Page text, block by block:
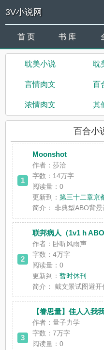
3V小说网
首 页 书 库
耽美小说 耽
言情肉文 百
浓情肉文 其
百合小
1
Moonshot
作者：莎洽
字数：14万字
阅读量：0
更新到：第三十二章京
简介：
非典型ABO背
2
联邦病人（1v1 h ABO
作者：卧听风雨声
字数：4万字
阅读量：0
更新到：暂时休刊
简介：
戴文景试图避
3
【眷思量】佳人入我
作者：量子力学
字数：7万字
阅读量：0